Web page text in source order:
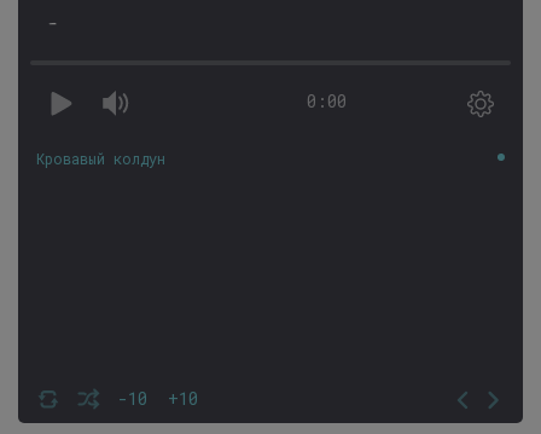
-
0:00
-10 +10
Кровавый колдун